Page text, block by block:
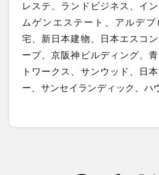
レステ、ランドビジネス、イン
ムゲンエステート、アルデプ
宅、新日本建物、日本エスコ
ープ、京阪神ビルディング、
トワークス、サンウッド、日
ー、サンセイランディック、ハ